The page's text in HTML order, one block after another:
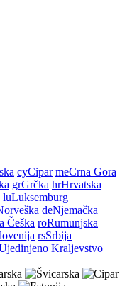
cyCipar meCrna Gora
grGrčka hrHrvatska
luLuksemburg
deNjemačka
Češka roRumunjska
rsSrbija
Kraljevstvo